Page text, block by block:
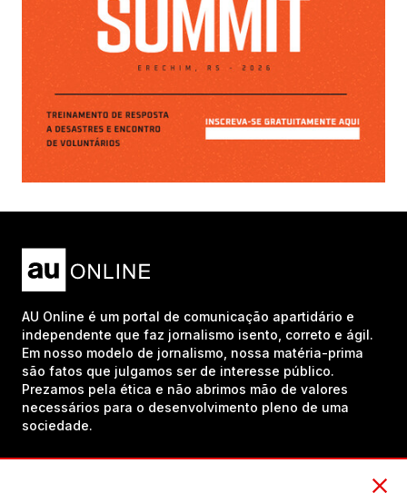
AU Online é um portal de comunicação apartidário e
independente que faz jornalismo isento, correto e ágil.
Em nosso modelo de jornalismo, nossa matéria-prima
são fatos que julgamos ser de interesse público.
Prezamos pela ética e não abrimos mão de valores
necessários para o desenvolvimento pleno de uma
sociedade.